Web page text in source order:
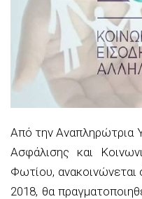
Από την Αναπληρώτρια
Ασφάλισης και
Φωτίου, ανακοινώνεται
2018, θα